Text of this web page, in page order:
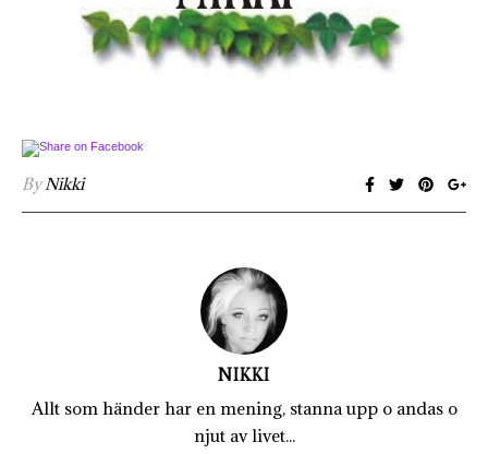
ByNikki
NIKKI
Allt som händer har en mening, stanna upp o andas o
njut av livet...